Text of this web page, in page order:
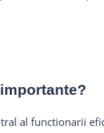
al functionarii